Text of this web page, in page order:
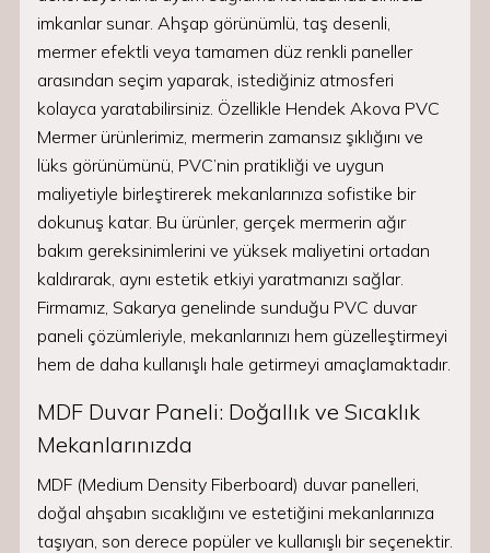
imkanlar sunar. Ahşap görünümlü, taş desenli,
mermer efektli veya tamamen düz renkli paneller
arasından seçim yaparak, istediğiniz atmosferi
kolayca yaratabilirsiniz. Özellikle Hendek Akova PVC
Mermer ürünlerimiz, mermerin zamansız şıklığını ve
lüks görünümünü, PVC’nin pratikliği ve uygun
maliyetiyle birleştirerek mekanlarınıza sofistike bir
dokunuş katar. Bu ürünler, gerçek mermerin ağır
bakım gereksinimlerini ve yüksek maliyetini ortadan
kaldırarak, aynı estetik etkiyi yaratmanızı sağlar.
Firmamız, Sakarya genelinde sunduğu PVC duvar
paneli çözümleriyle, mekanlarınızı hem güzelleştirmeyi
hem de daha kullanışlı hale getirmeyi amaçlamaktadır.
MDF Duvar Paneli: Doğallık ve Sıcaklık
Mekanlarınızda
MDF (Medium Density Fiberboard) duvar panelleri,
doğal ahşabın sıcaklığını ve estetiğini mekanlarınıza
taşıyan, son derece popüler ve kullanışlı bir seçenektir.